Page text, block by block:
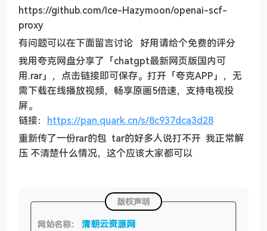
https://github.com/Ice-Hazymoon/openai-scf-
proxy
有问题可以在下面留言讨论 好用请给个免费的评分
我用夸克网盘分享了「chatgpt最新网页版国内可
用.rar」，点击链接即可保存。打开「夸克APP」，无
需下载在线播放视频，畅享原画5倍速，支持电视投
屏。
链接： https://pan.quark.cn/s/8c937dca3d28
重新传了一份rar的包 tar的好多人说打不开 我正常解
压 不清楚什么情况，这个应该大家都可以
版权声明
网站名称： 清朝云资源网